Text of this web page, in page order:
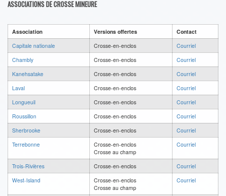
ASSOCIATIONS DE CROSSE MINEURE
Association Versions offertes
Contact
Capitale nationale
Crosse-en-enclos
Courriel
Chambly
Crosse-en-enclos
Courriel
Kanehsatake
Crosse-en-enclos
Courriel
Laval
Crosse-en-enclos
Courriel
Longueuil
Crosse-en-enclos
Courriel
Roussillon
Crosse-en-enclos
Courriel
Sherbrooke
Crosse-en-enclos
Courriel
Terrebonne
Crosse-en-enclos
Crosse au champ
Courriel
Trois-Rivières Crosse-en-enclos
Courriel
West-Island
Crosse-en-enclos
Crosse au champ
Courriel